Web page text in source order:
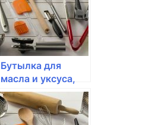
Бутылка для
масла и уксуса,
7.5 см, 0.45л,
Emile Henry, (цвет:
гранат)